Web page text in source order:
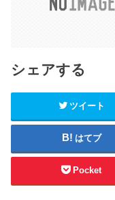
シェアする
ツイート
はてブ
Pocket